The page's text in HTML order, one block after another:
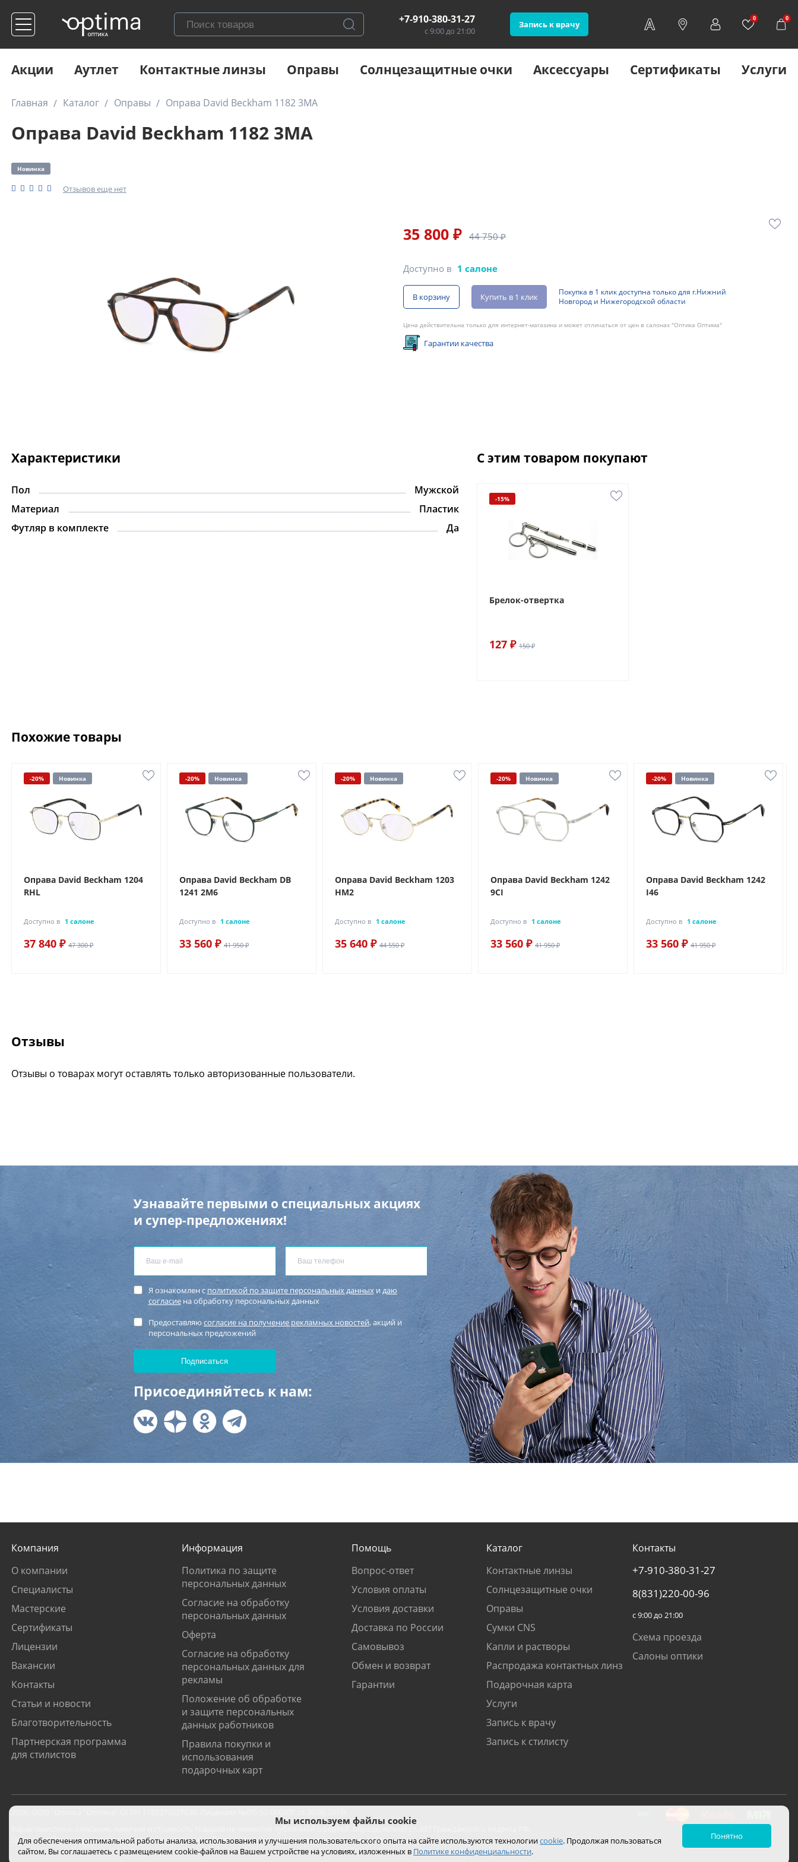
+7-910-380-31-27
с 9:00 до 21:00
Запись к врачу
0 0
Акции Аутлет Контактные линзы Оправы Солнцезащитные очки Аксессуары Сертификаты Услуги
Главная Каталог Оправы Оправа David Beckham 1182 3MA
Оправа David Beckham 1182 3MA
Новинка
Отзывов еще нет
35 800 ₽ 44 750 ₽
Доступно в 1 салоне
В корзину Купить в 1 клик
Покупка в 1 клик доступна только для г.Нижний
Новгород и Нижегородской области
Цена действительна только для интернет-магазина и может отличаться от цен в салонах "Оптика Оптима"
Гарантии качества
Характеристики
Пол
Мужской
Материал
Пластик
Футляр в комплекте
Да
С этим товаром покупают
-15%
Брелок-отвертка
127 ₽ 150 ₽
Похожие товары
-20% Новинка
Оправа David Beckham 1204
RHL
Доступно в 1 салоне
37 840 ₽ 47 300 ₽
-20% Новинка
Оправа David Beckham DB
1241 2M6
Доступно в 1 салоне
33 560 ₽ 41 950 ₽
-20% Новинка
Оправа David Beckham 1203
HM2
Доступно в 1 салоне
35 640 ₽ 44 550 ₽
-20% Новинка
Оправа David Beckham 1242
9CI
Доступно в 1 салоне
33 560 ₽ 41 950 ₽
-20% Новинка
Оправа David Beckham 1242
I46
Доступно в 1 салоне
33 560 ₽ 41 950 ₽
Отзывы
Отзывы о товарах могут оставлять только авторизованные пользователи.
Узнавайте первыми о специальных акциях
и супер-предложениях!
Я ознакомлен с политикой по защите персональных данных и даю
согласиена обработку персональных данных
Предоставляю согласие на получение рекламных новостей, акций и
персональных предложений
Присоединяйтесь к нам:
Компания
О компании
Специалисты
Мастерские
Сертификаты
Лицензии
Вакансии
Контакты
Статьи и новости
Благотворительность
Партнерская программа
для стилистов
Информация
Политика по защите
персональных данных
Согласие на обработку
персональных данных
Оферта
Согласие на обработку
персональных данных для
рекламы
Положение об обработке
и защите персональных
данных работников
Правила покупки и
использования
подарочных карт
Помощь
Вопрос-ответ
Условия оплаты
Условия доставки
Доставка по России
Самовывоз
Обмен и возврат
Гарантии
Каталог
Контактные линзы
Солнцезащитные очки
Оправы
Сумки CNS
Капли и растворы
Распродажа контактных линз
Подарочная карта
Услуги
Запись к врачу
Запись к стилисту
Контакты
+7-910-380-31-27
8(831)220-00-96
с 9:00 до 21:00
Схема проезда
Салоны оптики
Характеристики, описание, наличие и стоимость товаров не являются публичной офертой, определяемой ст. 437 Гражданского кодекса РФ.
Цены на сайте могут отличаться от цен в салонах и действуют только при покупке с помощью сайта.
Мы используем файлы cookie
Для обеспечения оптимальной работы анализа, использования и улучшения пользовательского опыта на сайте используются технологииcookie. Продолжая пользоваться
сайтом, Вы соглашаетесь с размещением cookie-файлов на Вашем устройстве на условиях, изложенных в Политике конфиденциальности.
Понятно